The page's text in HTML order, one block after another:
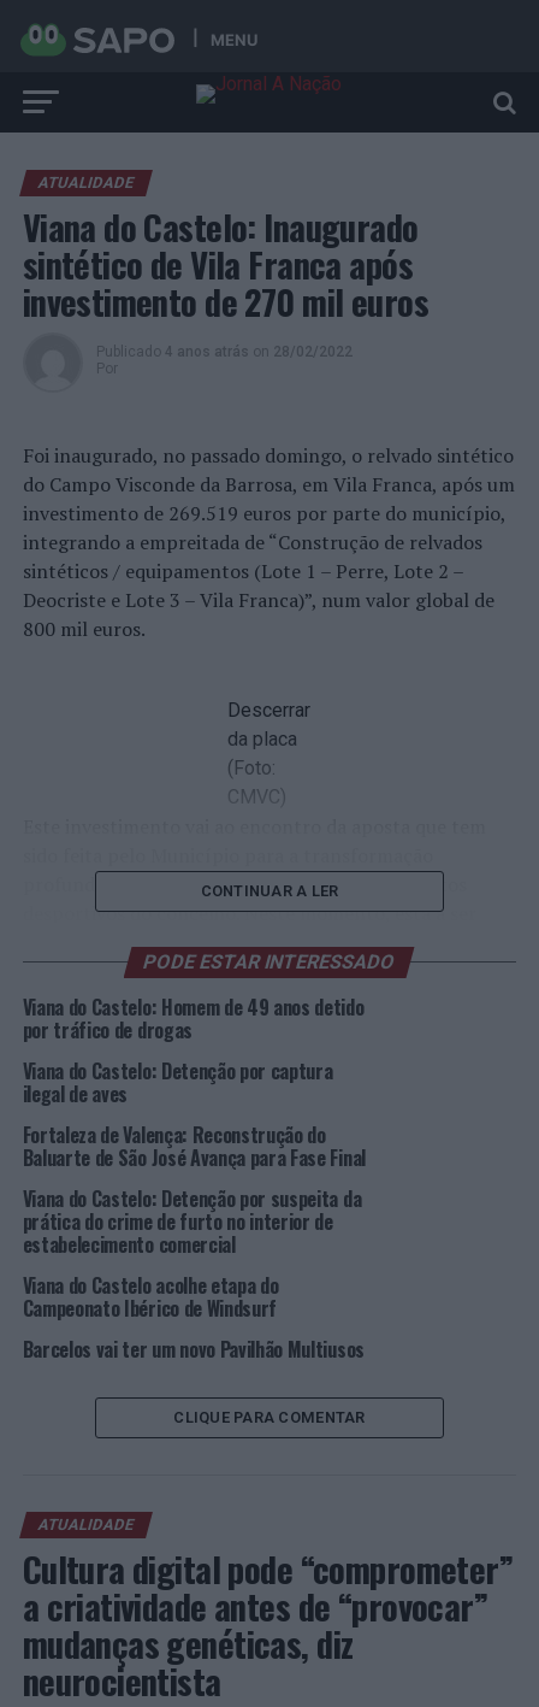
MENU
ATUALIDADE
Viana do Castelo: Inaugurado
sintético de Vila Franca após
investimento de 270 mil euros
Publicado 4 anos atrás on 28/02/2022
Por
Foi inaugurado, no passado domingo, o relvado sintético
do Campo Visconde da Barrosa, em Vila Franca, após um
investimento de 269.519 euros por parte do município,
integrando a empreitada de “Construção de relvados
sintéticos / equipamentos (Lote 1 – Perre, Lote 2 –
Deocriste e Lote 3 – Vila Franca)”, num valor global de
800 mil euros.
Descerrar
da placa
(Foto:
CMVC)
profunda do tecido desportivo e dos equipamentos
desportivos do concelho. Neste momento, está a ser
feito um investimento de 5,3 milhões de euros em
equipamentos desportivos, no âmbito da Viana do
Castelo – Cidade Europeia do Desporto 2023.
associações/clubes com atividade regular no território
através de mais de 160 equipas federadas que
representam o concelho nas provas regionais, nacionais
e internacionais. Estas coletividades são apoiadas na sua
atividade diária pela autarquia, com o objetivo de
proporcionar condições para uma melhoria permanente
do treino, aumentando o número de participantes,
estimulando a prática e os princípios do associativismo.
O concelho vianense conta com 85 mil habitantes,
reunindo cerca de 5.000 atletas federados e 5.000
alunos envolvidos em projetos desportivos nas escolas.
Os equipamentos municipais garantem 500 mil
O Município tem investido fortemente na melhoria das
instalações desportivas, com a requalificação dos
equipamentos existentes ou a construção de novas
infraestruturas. Este é um trabalho em contínuo, que
visa dar resposta às necessidades dos vianenses e dos
clubes e associações, incentivando um estilo de vida
CONTINUAR A LER
PODE ESTAR INTERESSADO
Viana do Castelo: Homem de 49 anos detido
por tráfico de drogas
Viana do Castelo: Detenção por captura
ilegal de aves
Fortaleza de Valença: Reconstrução do
Baluarte de São José Avança para Fase Final
Viana do Castelo: Detenção por suspeita da
prática do crime de furto no interior de
estabelecimento comercial
Viana do Castelo acolhe etapa do
Campeonato Ibérico de Windsurf
Barcelos vai ter um novo Pavilhão Multiusos
CLIQUE PARA COMENTAR
ATUALIDADE
Cultura digital pode “comprometer”
a criatividade antes de “provocar”
mudanças genéticas, diz
neurocientista